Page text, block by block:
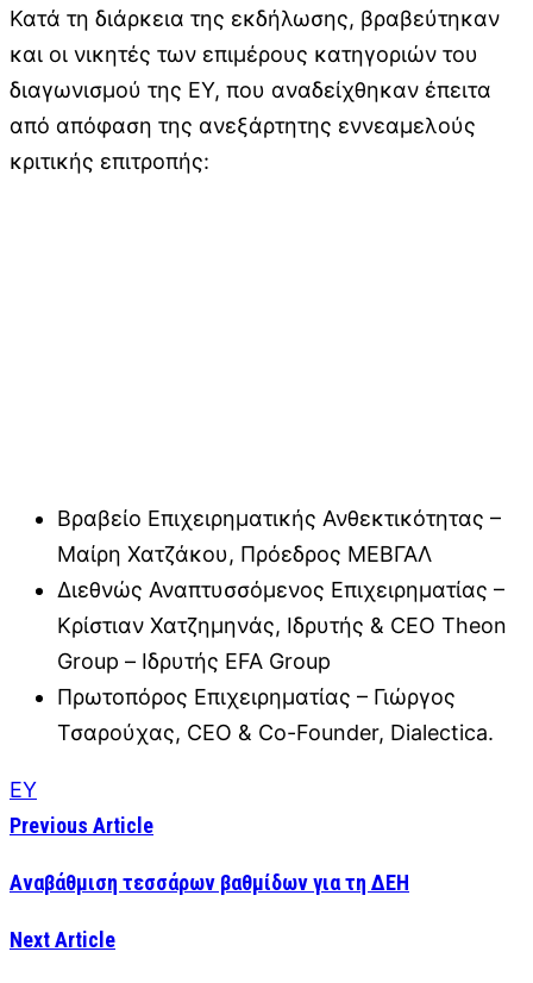
Κατά τη διάρκεια της εκδήλωσης, βραβεύτηκαν
και οι νικητές των επιμέρους κατηγοριών του
διαγωνισμού της EY, που αναδείχθηκαν έπειτα
από απόφαση της ανεξάρτητης εννεαμελούς
κριτικής επιτροπής:
Βραβείο Επιχειρηματικής Ανθεκτικότητας –
Μαίρη Χατζάκου, Πρόεδρος ΜΕΒΓΑΛ
Διεθνώς Αναπτυσσόμενος Επιχειρηματίας –
Κρίστιαν Χατζημηνάς, Ιδρυτής & CEO Theon
Group – Ιδρυτής EFA Group
Πρωτοπόρος Επιχειρηματίας – Γιώργος
Τσαρούχας, CEO & Co-Founder, Dialectica.
ΕΥ
Previous Article
Αναβάθμιση τεσσάρων βαθμίδων για τη ΔΕΗ
Next Article